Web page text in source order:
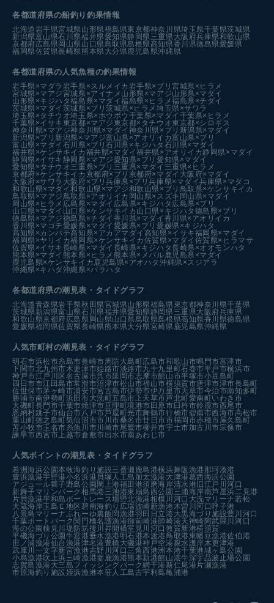
各都道府県の船釣り釣果情報
北海道岩手県宮城県山形県福島県東京都神奈川県埼玉県千葉県茨城県
新潟県富山県石川県福井県愛知県静岡県三重県大阪府兵庫県和歌山県
京都府広島県岡山県山口県鳥取県島根県高知県香川県徳島県愛媛県
福岡県佐賀県長崎県熊本県大分県鹿児島県沖縄県
各都道府県の人気魚種の釣果情報
岩手県×マダラ 岩手県×スルメイカ 岩手県×ブリ宮城県×ヒラメ
宮城県×マアジ宮城県×アイナメ 山形県×マアジ山形県×マダイ
山形県×キジハタ福島県×マダイ福島県×ヒラメ福島県×チダイ
茨城県×マダイ 茨城県×ブリ茨城県×ヒラメ埼玉県×サワラ
埼玉県×タチウオ埼玉県×ホウボウ 千葉県×マダイ 千葉県×ヒラメ
千葉県×イサキ 東京都×マアジ 東京都×タチウオ東京都×シロギス
神奈川県×マアジ神奈川県×マダイ 神奈川県×ブリ 新潟県×マダイ
新潟県×ブリ 新潟県×マアジ富山県×アオリイカ富山県×ブリ
富山県×マダイ 石川県×ブリ石川県×キジハタ 石川県×マダイ
福井県×ケンサキイカ 福井県×マダイ福井県×アオリイカ 静岡県×マダイ
静岡県×イサキ 静岡県×マアジ愛知県×ブリ愛知県×マダイ
愛知県×タチウオ三重県×ブリ 三重県×マダイ 三重県×ヒラメ
京都府×ケンサキイカ 京都府×ブリ 京都府×マダイ 大阪府×マダイ
大阪府×サワラ 大阪府×ブリ兵庫県×ブリ兵庫県×マダイ兵庫県×マダコ
和歌山県×マダイ和歌山県×マアジ和歌山県×ブリ 鳥取県×ケンサキイカ
鳥取県×マアジ鳥取県×アオリイカ 岡山県×スズキ 岡山県×マダイ
岡山県×ヒラメ 広島県×マダイ 広島県×キジハタ 広島県×ブリ
山口県×マダイ 山口県×ケンサキイカ 山口県×キジハタ 徳島県×ブリ
徳島県×マアジ徳島県×チダイ 香川県×マダイ 香川県×アオリイカ
香川県×マゴチ愛媛県×マダイ 愛媛県×ブリ愛媛県×キジハタ
高知県×カンパチ高知県×アカアマダイ 高知県×イサキ福岡県×マダイ
福岡県×ヤリイカ福岡県×ケンサキイカ 佐賀県×マダイ 佐賀県×ヒラマサ
佐賀県×イサキ長崎県×マダイ 長崎県×キジハタ長崎県×オオモンハタ
熊本県×マダイ 熊本県×ヒラメ 熊本県×メバル鹿児島県×マダイ
鹿児島県×ケンサキイカ 鹿児島県×アオハタ沖縄県×スジアラ
沖縄県×キハダ沖縄県×バラハタ
各都道府県の潮見表 ・タイドグラフ
北海道青森県岩手県秋田県宮城県山形県福島県東京都神奈川県千葉県
茨城県新潟県富山県石川県福井県愛知県静岡県三重県大阪府兵庫県
和歌山県京都府広島県 岡山県山口県鳥取県島根県高知県香川県徳島県
愛媛県福岡県佐賀県長崎県熊本県大分県宮崎県鹿児島県沖縄県
人気市町村の潮見表・タイドグラフ
明石市浜松市糸島市長崎市周防大島町広島市和歌山市鳴門市富津市
下関市北九州市木更津市姫路市淡路市九十九里町石巻市平戸市横浜市
神戸市江戸川区 名古屋市呉市延岡市志摩市館山市平塚市小豆島町
四日市市江田島市常滑市沼津市松山市福山市横須賀市唐津市津市長島町
佐世保市茅ヶ崎市浦安市宮古島市伊勢市伊万里市天草市今治市南知多町
勝浦市南伊勢町浜田市大洗町五島市 上天草市芦北町愛南町いわき市
大磯町長門市千葉市焼津市亘理町境港市 田原市 臼杵市鈴鹿市西尾市
恩納村銚子市仙台市八戸市芦屋町光市舞鶴市行橋市碧南市西海市高松市
葉山町徳之島町気仙沼市市川市桑名市廿日市市福岡市赤穂市屋久島町
苫小牧市玉名市糸魚川市川崎市尾鷲市柳井市宇土市加古川市宗像市
諫早市西宮市 上越市倉敷市出水市南あわじ市
人気ポイントの潮見表・タイドグラフ
若洲海浜公園本牧海釣り施設三番瀬 鹿島港横浜舞阪漁港 那珂湊港
豊浜漁港宇野港小名浜港 貝塚人工島 加太漁港 大津港葛西海浜公園
アジュール舞子野島公園 閖上港福田港須磨海岸清水港 旧江戸川河口
新舞子マリンパーク 相馬港 三池港東扇島西公園 三浦海岸南芦屋浜二見港
片貝漁港平和島ボートレース場野北漁港相模川河口 大洗マリーナ若松
大蔵海岸玉島Ｅ地区 碧南海釣り広場波崎新漁港木曽川河口 呼子港
八景島マリーナふれーゆ裏飯岡漁港羽田 日立港 大黒海づり施設豊川河口
千葉ポートパーク 関門橋名護漁港御前崎港師崎港天神崎 阿武隈川河口
海の公園検見川堤防筑後川昇開橋室見川河口敦賀新港横須賀
平磯海づり公園 牛窓港垂水漁港 明石港本渡港鳥取港 東幡豆漁港佐伯港
田ノ浦漁港仙台漁港津名港 豊橋 大磯港神戸空港親水護岸木更津港
武庫川一文字新宮漁港吉野川河口 三角西港洲本港千葉港城ヶ島公園
小島漁港吹上浜三崎漁港妻鹿漁港熊本新港館山港牛深宇品波止場公園
志賀島漁港 大三島フィッシングパーク網干港 新仁尾港 片瀬漁港
市原海釣り施設姪浜漁港本荘人工島古宇利島亀浦港